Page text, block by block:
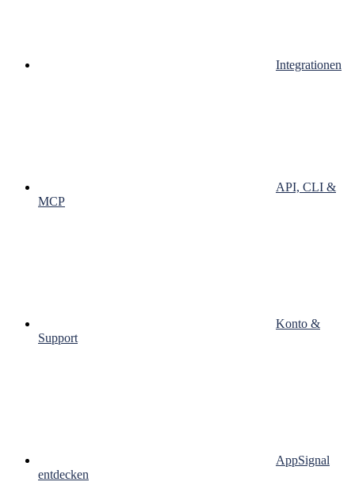
Integrationen
API, CLI &
MCP
Konto &
Support
AppSignal
entdecken